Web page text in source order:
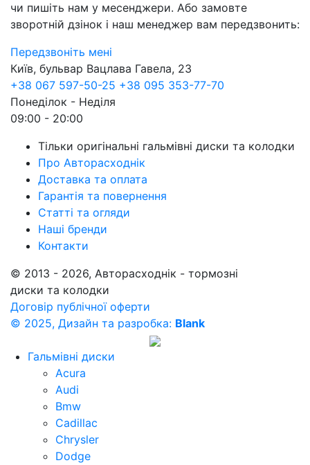
чи пишіть нам у месенджери. Або замовте
зворотній дзінок і наш менеджер вам передзвонить:
Передзвоніть мені
Київ, бульвар Вацлава Гавела, 23
+38 067 597-50-25 +38 095 353-77-70
Понеділок - Неділя
09:00 - 20:00
Тільки оригінальні гальмівні диски та колодки
Про Авторасходнік
Доставка та оплата
Гарантія та повернення
Статті та огляди
Наші бренди
Контакти
© 2013 - 2026, Авторасходнік - тормозні
диски та колодки
Договір публічної оферти
© 2025, Дизайн та разробка: Blank
Гальмівні диски
Acura
Audi
Bmw
Cadillac
Chrysler
Dodge